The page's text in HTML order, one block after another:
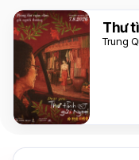
Thư
Trung